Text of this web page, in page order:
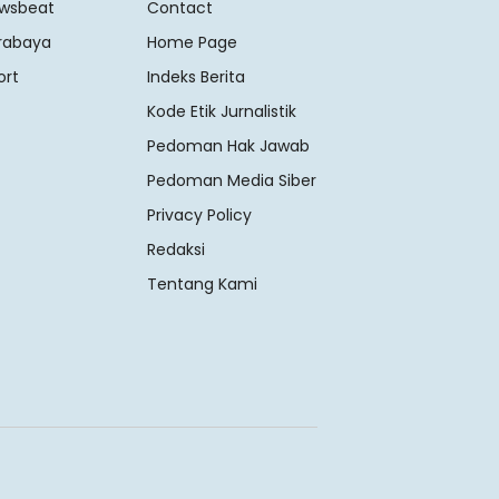
Contact
Home Page
Indeks Berita
Kode Etik Jurnalistik
Pedoman Hak Jawab
Pedoman Media Siber
Privacy Policy
Redaksi
Tentang Kami